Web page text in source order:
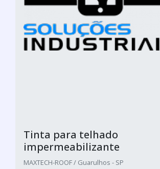
Tinta para telhado
impermeabilizante
MAXTECH-ROOF / Guarulhos - SP